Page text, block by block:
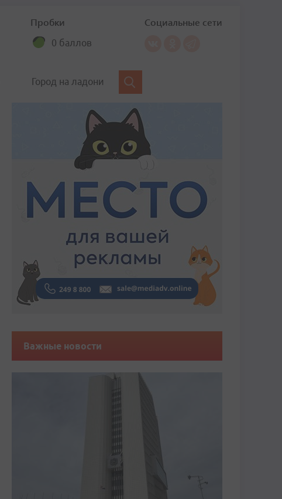
Пробки
0 баллов
Социальные сети
Город на ладони
Важные новости